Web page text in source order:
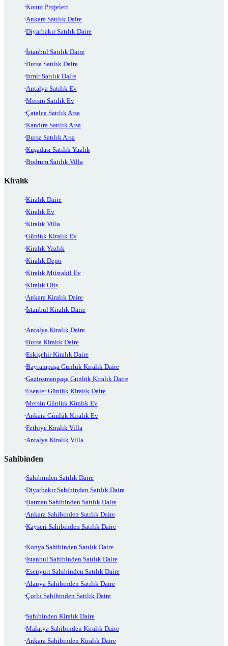
Konut Projeleri
Ankara Satılık Daire
Diyarbakır Satılık Daire
İstanbul Satılık Daire
Bursa Satılık Daire
İzmir Satılık Daire
Antalya Satılık Ev
Mersin Satılık Ev
Çatalca Satılık Arsa
Kandıra Satılık Arsa
Bursa Satılık Arsa
Kuşadası Satılık Yazlık
Bodrum Satılık Villa
Kiralık
Kiralık Daire
Kiralık Ev
Kiralık Villa
Günlük Kiralık Ev
Kiralık Yazlık
Kiralık Depo
Kiralık Müstakil Ev
Kiralık Ofis
Ankara Kiralık Daire
İstanbul Kiralık Daire
Antalya Kiralık Daire
Bursa Kiralık Daire
Eskişehir Kiralık Daire
Bayrampaşa Günlük Kiralık Daire
Gaziosmanpaşa Günlük Kiralık Daire
Esenler Günlük Kiralık Daire
Mersin Günlük Kiralık Ev
Ankara Günlük Kiralık Ev
Fethiye Kiralık Villa
Antalya Kiralık Villa
Sahibinden
Sahibinden Satılık Daire
Diyarbakır Sahibinden Satılık Daire
Batman Sahibinden Satılık Daire
Ankara Sahibinden Satılık Daire
Kayseri Sahibinden Satılık Daire
Konya Sahibinden Satılık Daire
İstanbul Sahibinden Satılık Daire
Esenyurt Sahibinden Satılık Daire
Alanya Sahibinden Satılık Daire
Çorlu Sahibinden Satılık Daire
Sahibinden Kiralık Daire
Malatya Sahibinden Kiralık Daire
Ankara Sahibinden Kiralık Daire